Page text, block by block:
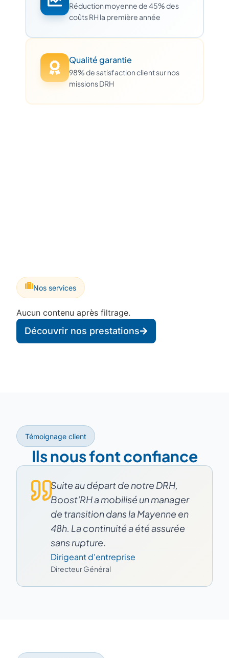
Réduction moyenne de 45% des
coûts RH la première année
Qualité garantie
98% de satisfaction client sur nos
missions DRH
Nos services
Aucun contenu après filtrage.
Découvrir nos prestations
Témoignage client
Ils nous font confiance
Suite au départ de notre DRH,
Boost'RH a mobilisé un manager
de transition dans la Mayenne en
48h. La continuité a été assurée
sans rupture.
Dirigeant d'entreprise
Directeur Général